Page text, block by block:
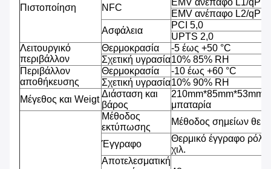
Πιστοποίηση
NFC
EMV ανέπαφο L1/
EMV ανέπαφο L2/
Ασφάλεια
PCI 5,0
UPTS 2,0
Λειτουργικό
περιβάλλον
Θερμοκρασία
-5 έως +50 °C
Σχετική υγρασία10% 85% RH
Περιβάλλον
αποθήκευσης
Θερμοκρασία
-10 έως +60 °C
Σχετική υγρασία10% 90% RH
Μέγεθος και Weigt
Διάσταση και
βάρος
210mm*85mm*53mm,
μπαταρία
Μέθοδος
εκτύπωσης
Μέθοδος σημείων
Έγγραφο
Θερμικό έγγραφο
χιλ.
Αποτελεσματική